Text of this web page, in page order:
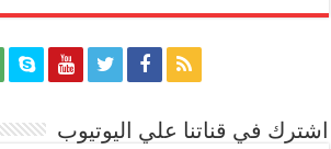
اشترك في قناتنا علي اليوتيوب